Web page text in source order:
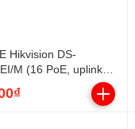
Hikvision DS-
M (16 PoE, uplink